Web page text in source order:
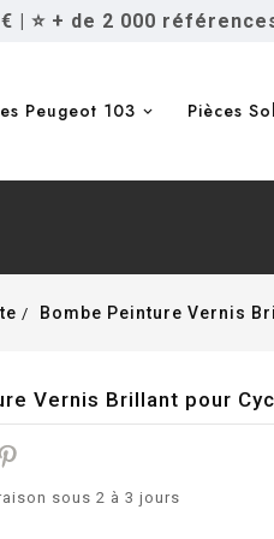
| ⭐ + de 2 000
Peugeot 103 Pièces
Bombe Peinture Vernis
Vernis Brillant pour
sous 2 à 3 jours